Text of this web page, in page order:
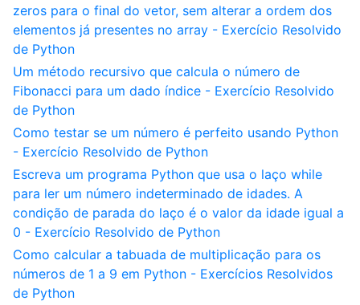
zeros para o final do vetor, sem alterar a ordem dos
elementos já presentes no array - Exercício Resolvido
de Python
Um método recursivo que calcula o número de
Fibonacci para um dado índice - Exercício Resolvido
de Python
Como testar se um número é perfeito usando Python
- Exercício Resolvido de Python
Escreva um programa Python que usa o laço while
para ler um número indeterminado de idades. A
condição de parada do laço é o valor da idade igual a
0 - Exercício Resolvido de Python
Como calcular a tabuada de multiplicação para os
números de 1 a 9 em Python - Exercícios Resolvidos
de Python